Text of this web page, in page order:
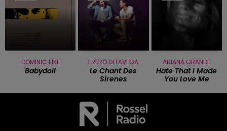
DOMINIC FIKE
Babydoll
FRERO DELAVEGA
Le Chant Des
Sirenes
ARIANA GRANDE
Hate That I Made
You Love Me